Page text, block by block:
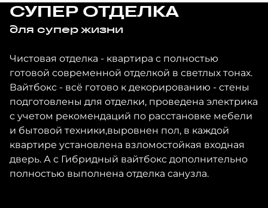
СУПЕР ОТДЕЛКА
для супер жизни
Чистовая отделка - квартира с полностью
готовой современной отделкой в светлых тонах.
Вайтбокс - всё готово к декорированию - стены
подготовлены для отделки, проведена электрика
с учетом рекомендаций по расстановке мебели
и бытовой техники,выровнен пол, в каждой
квартире установлена взломостойкая входная
дверь. А с Гибридный вайтбокс дополнительно
полностью выполнена отделка санузла.